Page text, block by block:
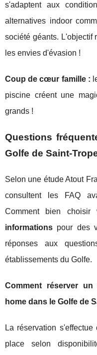
s'adaptent aux
alternatives indoor
société géants. L'objectif
les envies d'évasion !
Coup de cœur famille :
piscine créent une
grands !
Questions
Golfe de Saint-
Selon une étude Atout
consultent les FAQ
Comment bien
informations pour des
réponses aux
établissements du Golfe.
Comment réserver
home dans le Golfe de
La réservation
place selon